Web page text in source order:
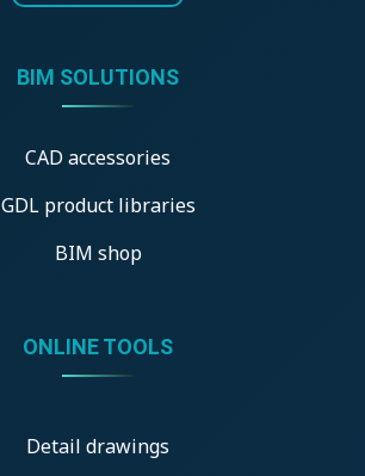
BIM SOLUTIONS
CAD accessories
GDL product libraries
BIM shop
ONLINE TOOLS
Detail drawings